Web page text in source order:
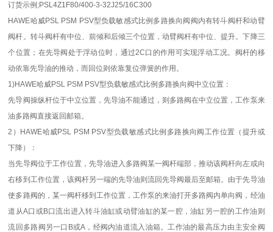
订货示例;PSL4Z1F80/400-3-32J25/16C300
HAWE哈威PSL PSM PSV型负载敏感式比例多路换向阀阀内有转斗阀杆和动臂
阀杆。转斗阀杆有中位、前倾和后倾三个位置，动臂阀杆有中位、提升。下降三
个位置；在先导阀处于浮动位时，通过2C口的作用可实现浮动工况。阀杆的移
动依靠先导油的推动，而回位则依靠复位弹簧的作用。
1)HAWE哈威PSL PSM PSV型负载敏感式比例多路换向阀中立位置：
先导阀操纵杆位于中立位置，先导油不能通过，则多路阀在中立位置，工作泵来
油多路阀直接返回邮箱。
2）HAWE哈威PSL PSM PSV型负载敏感式比例多路换向阀工作位置（提升或
下降）：
当先导阀位于工作位置，先导油进入多路阀某一阀杆端部，推动该阀杆向左或向
右移到工作位置，该阀杆另一端的先导油则流回先导阀最后至邮箱。由于先导油
使多路阀的，某一阀杆移到工作位置，工作泵的来油打开多路阀内单向阀，经油
道从A口或B口流出进入转斗油缸或动臂油缸的某一腔，油缸另一腔的工作油则
流回多路阀另一口B或A，经阀内油道流入油箱。工作油的最高压力由主安全阀